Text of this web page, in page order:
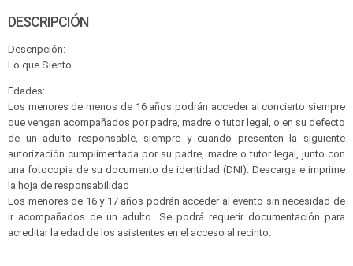
DESCRIPCIÓN
Descripción:
Lo que Siento
Edades:
Los menores de menos de 16 años podrán acceder al concierto siempre
que vengan acompañados por padre, madre o tutor legal, o en su defecto
de un adulto responsable, siempre y cuando presenten la siguiente
autorización cumplimentada por su padre, madre o tutor legal, junto con
una fotocopia de su documento de identidad (DNI). Descarga e imprime
la hoja de responsabilidad
Los menores de 16 y 17 años podrán acceder al evento sin necesidad de
ir acompañados de un adulto. Se podrá requerir documentación para
acreditar la edad de los asistentes en el acceso al recinto.